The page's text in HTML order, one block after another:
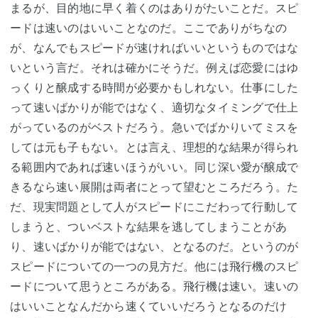
まるが、目的地に早く着くのはありがたいことだ。スピ
ードは速いのはいいことなのだ。ここでありがちなの
が、なんでもスピードが速ければいいというものではな
いという言だ。それは確かにそうだ。例えば恋愛にはゆ
っくりと醸成する時間が必要かもしれない。仕事にした
って速いばかりが能ではなく、適切なタイミングで仕上
がっているのがベストだろう。急いでばかりいてミスを
しては元も子もない。とは言え、理想的な結果が得られ
る範囲内であれば速いほうがいい。同じ深い愛が醸成で
きるなら速い展開は両者にとって望むところだろう。た
だ、現実問題として人がスピードにこだわって行動して
しまうと、ついベストな結果を逃してしまうことがあ
り、速いばかりが能ではない、となるのだ。というのが
スピードについての一つの見方だ。他には飛行機のスピ
ードについて思うところがある。飛行機は速い。速いの
はいいことなんだから速くていいだろうとなるのだけ